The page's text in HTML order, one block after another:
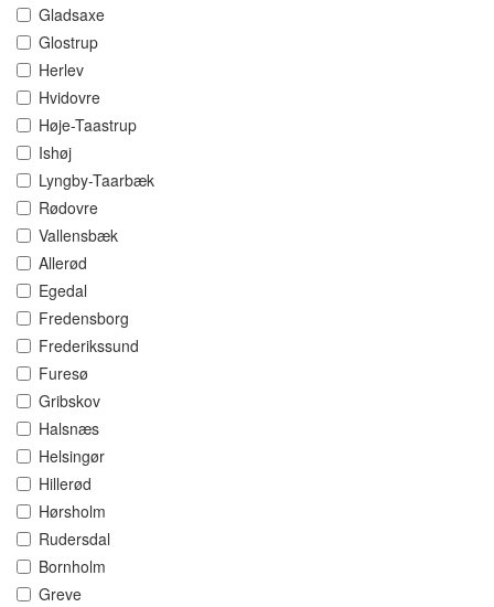
Gladsaxe
Glostrup
Herlev
Hvidovre
Høje-Taastrup
Ishøj
Lyngby-Taarbæk
Rødovre
Vallensbæk
Allerød
Egedal
Fredensborg
Frederikssund
Furesø
Gribskov
Halsnæs
Helsingør
Hillerød
Hørsholm
Rudersdal
Bornholm
Greve